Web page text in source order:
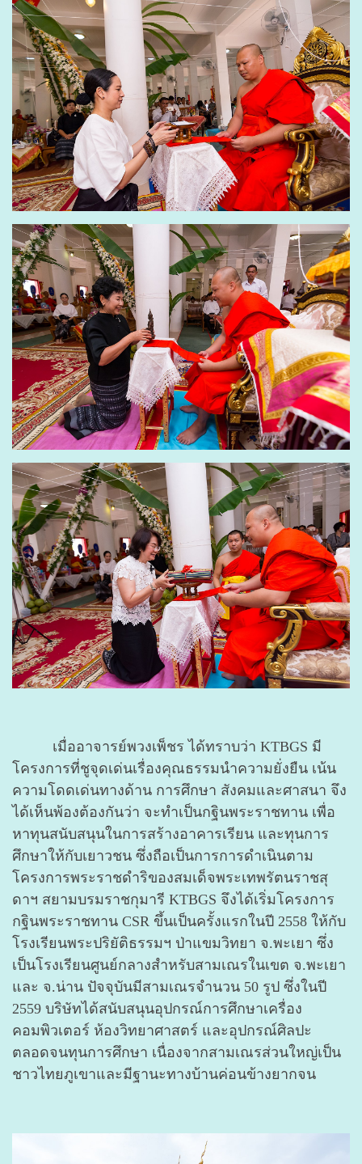
เมื่ออาจารย์พวงเพ็ชร ได้ทราบว่า KTBGS มี
โครงการที่ชูจุดเด่นเรื่องคุณธรรมนำความยั่งยืน เน้น
ความโดดเด่นทางด้าน การศึกษา สังคมและศาสนา จึง
ได้เห็นพ้องต้องกันว่า จะทำเป็นกฐินพระราชทาน เพื่อ
หาทุนสนับสนุนในการสร้างอาคารเรียน และทุนการ
ศึกษาให้กับเยาวชน ซึ่งถือเป็นการการดำเนินตาม
โครงการพระราชดำริของสมเด็จพระเทพรัตนราชสุ
ดาฯ สยามบรมราชกุมารี KTBGS จึงได้เริ่มโครงการ
กฐินพระราชทาน CSR ขึ้นเป็นครั้งแรกในปี 2558 ให้กับ
โรงเรียนพระปริยัติธรรมฯ ป่าแขมวิทยา จ.พะเยา ซึ่ง
เป็นโรงเรียนศูนย์กลางสำหรับสามเณรในเขต จ.พะเยา
และ จ.น่าน ปัจจุบันมีสามเณรจำนวน 50 รูป ซึ่งในปี
2559 บริษัทได้สนับสนุนอุปกรณ์การศึกษาเครื่อง
คอมพิวเตอร์ ห้องวิทยาศาสตร์ และอุปกรณ์ศิลปะ
ตลอดจนทุนการศึกษา เนื่องจากสามเณรส่วนใหญ่เป็น
ชาวไทยภูเขาและมีฐานะทางบ้านค่อนข้างยากจน